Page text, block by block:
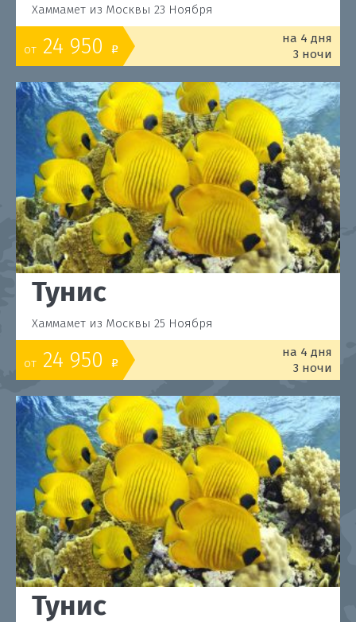
Хаммамет из Москвы 23 Ноября
от 24 950 o
на 4 дня
3 ночи
Тунис
Хаммамет из Москвы 25 Ноября
от 24 950 o
на 4 дня
3 ночи
Тунис